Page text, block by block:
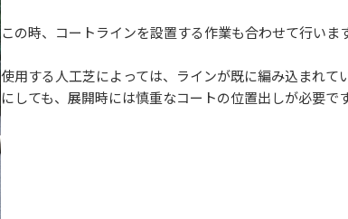
この時、コートラインを設置する作業も合わせて行いま
使用する人工芝によっては、ラインが既に編み込まれて
にしても、展開時には慎重なコートの位置出しが必要です